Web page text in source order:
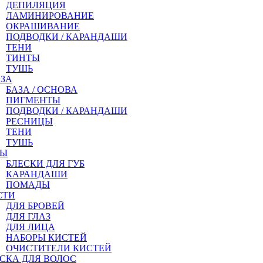
ДЕПИЛЯЦИЯ
ЛАМИНИРОВАНИЕ
ОКРАШИВАНИЕ
ПОДВОДКИ / КАРАНДАШИ
ТЕНИ
ТИНТЫ
ТУШЬ
БАЗА / ОСНОВА
ПИГМЕНТЫ
ПОДВОДКИ / КАРАНДАШИ
РЕСНИЦЫ
ТЕНИ
ТУШЬ
БЛЕСКИ ДЛЯ ГУБ
КАРАНДАШИ
ПОМАДЫ
ДЛЯ БРОВЕЙ
ДЛЯ ГЛАЗ
ДЛЯ ЛИЦА
НАБОРЫ КИСТЕЙ
ОЧИСТИТЕЛИ КИСТЕЙ
ДЛЯ ВОЛОС